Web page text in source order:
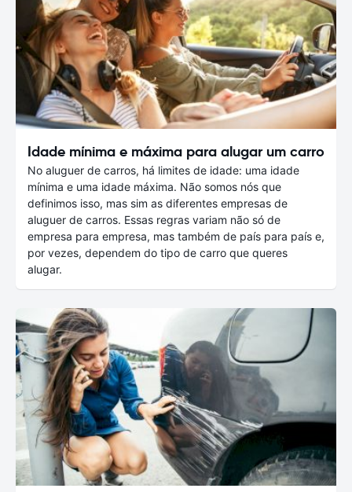
Idade mínima e máxima para alugar um carro
No aluguer de carros, há limites de idade: uma idade
mínima e uma idade máxima. Não somos nós que
definimos isso, mas sim as diferentes empresas de
aluguer de carros. Essas regras variam não só de
empresa para empresa, mas também de país para país e,
por vezes, dependem do tipo de carro que queres
alugar.